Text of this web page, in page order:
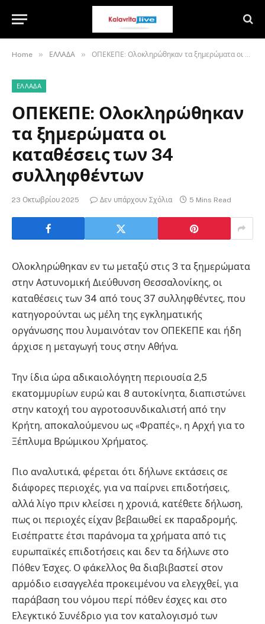
Home » ΕΛΛΑΔΑ » ΟΠΕΚΕΠΕ: Ολοκληρώθηκαν τα ξημερώματα οι καταθέσεις των 34 συλληφθέντων
ΕΛΛΑΔΑ
ΟΠΕΚΕΠΕ: Ολοκληρώθηκαν
τα ξημερώματα οι
καταθέσεις των 34
συλληφθέντων
23 Οκτωβρίου 2025 Δεν υπάρχουν Σχόλια 5 Mins Read
Ολοκληρώθηκαν εν τω μεταξύ στις 3 τα ξημερώματα
στην Αστυνομική Διεύθυνση Θεσσαλονίκης, οι
καταθέσεις των 34 από τους 37 συλληφθέντες, που
κατηγορούνται ως μέλη της εγκληματικής
οργάνωσης που λυμαινόταν τον ΟΠΕΚΕΠΕ και ήδη
άρχισε η μεταγωγή τους στην Αθήνα.
Την ίδια ώρα αδικαιολόγητη περιουσία 2,5
εκατομμυρίων ευρώ και 8 αυτοκίνητα, διαπιστώνει
στην κατοχή του αγροτοσυνδικαλιστή από την
Κρήτη, αποκαλούμενου ως «Φραπές», η Αρχή για το
Ξέπλυμα Βρώμικου Χρήματος.
Πιο αναλυτικά, φέρεται ότι δήλωνε εκτάσεις σε
διάφορες περιοχές, για να παίρνει επιδοτήσεις,
αλλά λίγο πριν κλείσει η χρονιά, κατέθετε δήλωση,
πως οι περιοχές είχαν βεβαιωθεί εκ παραδρομής.
Εισέπραττε έτσι παράνομα τα χρήματα από τις
ευρωπαϊκές επιδοτήσεις και δεν τα δήλωνε στο
Πόθεν Έσχες. Ο φάκελλος θα διαβιβαστεί στον
αρμόδιο εισαγγελέα προκειμένου να ελεγχθεί, για
παράβαση του νόμου περί πόθεν έσχες και στο
Ελεγκτικό Συνέδριο για τον καταλογισμό των